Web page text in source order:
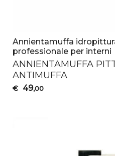
Annientamuffa
professionale per interni
ANNIENTAMUFFA
ANTIMUFFA
€ 49,00